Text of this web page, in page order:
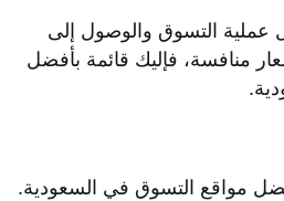
عملية التسوق والوصول إلى
منافسة، فإليك قائمة بأفضل
أفضل مواقع التسوق في السعودية.